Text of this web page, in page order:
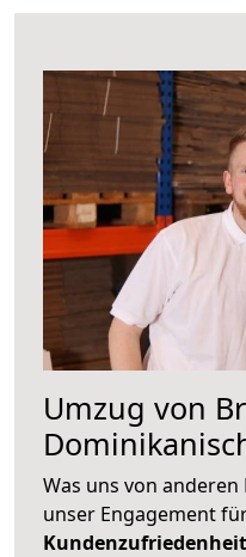
Umzug von
Was uns von
unser Engagement
Kundenzufriedenheit